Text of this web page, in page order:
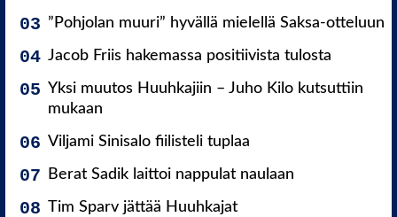
”Pohjolan muuri” hyvällä mielellä Saksa-otteluun
Jacob Friis hakemassa positiivista tulosta
Yksi muutos Huuhkajiin – Juho Kilo kutsuttiin
mukaan
Viljami Sinisalo fiilisteli tuplaa
Berat Sadik laittoi nappulat naulaan
Tim Sparv jättää Huuhkajat